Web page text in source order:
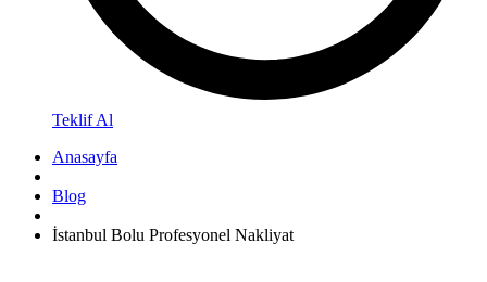
Teklif Al
Anasayfa
Blog
İstanbul Bolu Profesyonel Nakliyat